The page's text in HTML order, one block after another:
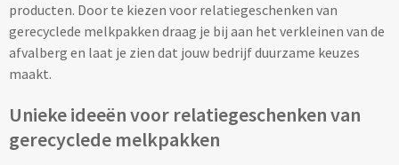
Bandana's & Hoofdbanden bedrukken
Wintersets bedrukken
Handschoenen bedrukken
Baby kleding
producten. Door te kiezen voor relatiegeschenken van
gerecyclede melkpakken draag je bij aan het verkleinen van de
afvalberg en laat je zien dat jouw bedrijf duurzame keuzes
maakt.
Unieke ideeën voor relatiegeschenken van
gerecyclede melkpakken